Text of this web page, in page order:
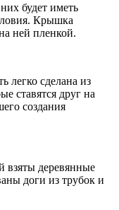
будет иметь
Крышка
ней пленкой.
легко сделана из
ставятся друг на
создания
взяты деревянные
доги из трубок и